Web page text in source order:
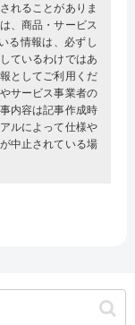
れることがありま
、商品・サービス
る情報は、必ずし
ているわけではあ
としてご利用くだ
サービス事業者の
内容は記事作成時
ルによって仕様や
中止されている場